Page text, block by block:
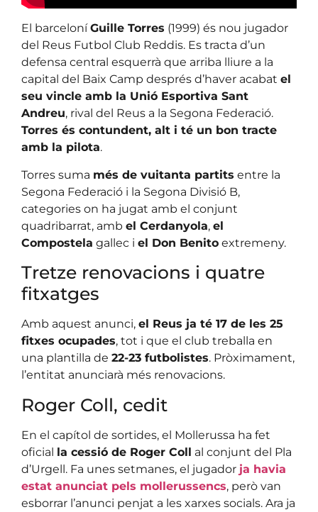
El barceloníGuille Torres (1999) és nou jugador
del Reus Futbol Club Reddis. Es tracta d’un
defensa central esquerrà que arriba lliure a la
capital del Baix Camp després d’haver acabat el
seu vincle amb la Unió Esportiva Sant
Andreu, rival del Reus a la Segona Federació.
Torres és contundent, alt i té un bon tracte
amb la pilota.
Torres suma més de vuitanta partits entre la
Segona Federació i la Segona Divisió B,
categories on ha jugat amb el conjunt
quadribarrat, amb el Cerdanyola, el
Compostela gallec i el Don Benito extremeny.
Tretze renovacions i quatre
fitxatges
Amb aquest anunci, el Reus ja té 17 de les 25
fitxes ocupades, tot i que el club treballa en
una plantilla de 22-23 futbolistes. Pròximament,
l’entitat anunciarà més renovacions.
Roger Coll, cedit
En el capítol de sortides, el Mollerussa ha fet
oficial la cessió de Roger Coll al conjunt del Pla
d’Urgell. Fa unes setmanes, el jugador ja havia
estat anunciat pels mollerussencs, però van
esborrar l’anunci penjat a les xarxes socials. Ara ja